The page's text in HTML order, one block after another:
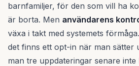
barnfamiljer, för den som vill ha
är borta. Men användarens
växa i takt med systemets
det finns ett opt-in när man sätter
man tre uppdateringar senare